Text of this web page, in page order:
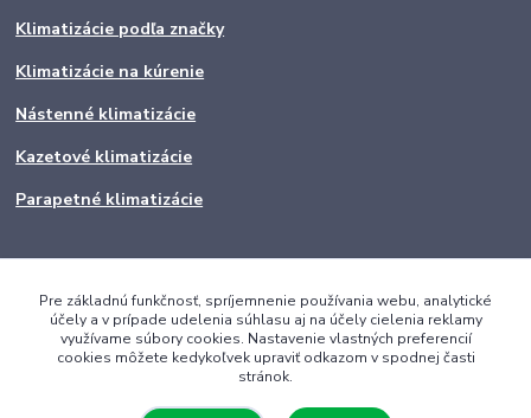
Klimatizácie podľa značky
Klimatizácie na kúrenie
Nástenné klimatizácie
Kazetové klimatizácie
Parapetné klimatizácie
Pre základnú funkčnosť, spríjemnenie používania webu, analytické
účely a v prípade udelenia súhlasu aj na účely cielenia reklamy
využívame súbory cookies. Nastavenie vlastných preferencií
cookies môžete kedykoľvek upraviť odkazom v spodnej časti
stránok.